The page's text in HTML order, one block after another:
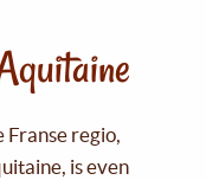
Franse regio,
is even